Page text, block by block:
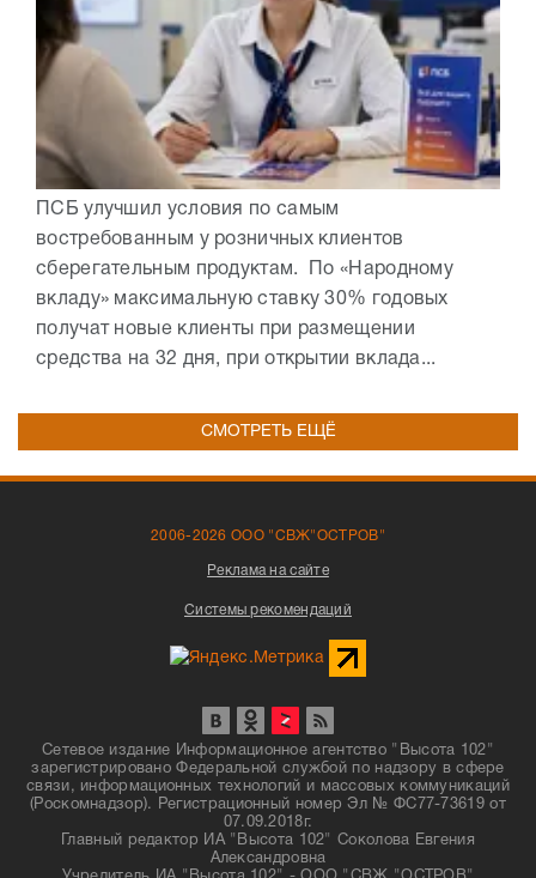
ПСБ улучшил условия по самым
востребованным у розничных клиентов
сберегательным продуктам. По «Народному
вкладу» максимальную ставку 30% годовых
получат новые клиенты при размещении
средства на 32 дня, при открытии вклада...
СМОТРЕТЬ ЕЩЁ
2006-2026 ООО "СВЖ"ОСТРОВ"
Реклама на сайте
Системы рекомендаций
Сетевое издание Информационное агентство "Высота 102"
зарегистрировано Федеральной службой по надзору в сфере
связи, информационных технологий и массовых коммуникаций
(Роскомнадзор). Регистрационный номер Эл № ФС77-73619 от
07.09.2018г.
Главный редактор ИА "Высота 102" Соколова Евгения
Александровна